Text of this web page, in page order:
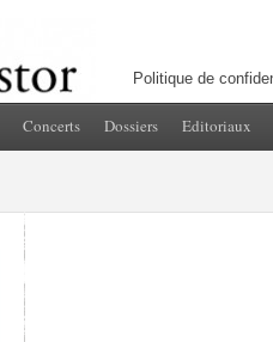
Politique de
Concerts Dossiers Editoriaux